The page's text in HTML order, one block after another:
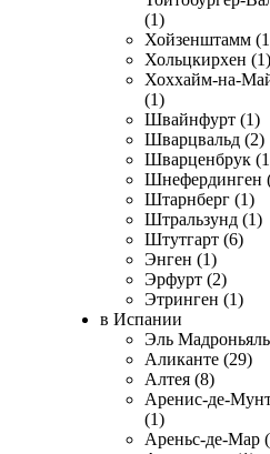
(1)
Хойзенштамм
Хольцкирхен (1)
Хоххайм-на-
(1)
Швайнфурт (1)
Шварцвальд (2)
Шварценбрук
Шнефердинген
Штарнберг (1)
Штральзунд (1)
Штутгарт (6)
Энген (1)
Эрфурт (2)
Этринген (1)
в Испании
Эль
Аликанте (29)
Алтея (8)
Аренис-де-
(1)
Ареньс-де-Мар